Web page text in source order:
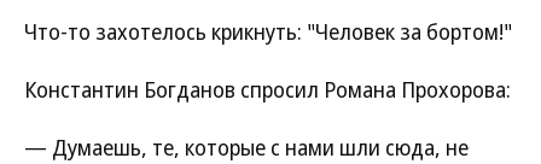
Что-то захотелось крикнуть: "Человек за бортом!"
Константин Богданов спросил Романа Прохорова:
— Думаешь, те, которые с нами шли сюда, не